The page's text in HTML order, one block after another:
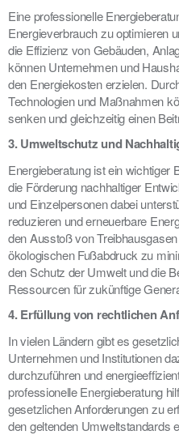
Eine professionelle
Energieverbrauch zu optimieren
die Effizienz von Gebäuden,
können Unternehmen und
den Energiekosten erzielen.
Technologien und Maßnahmen
senken und gleichzeitig einen
3. Umweltschutz und
Energieberatung ist ein wichtiger
die Förderung nachhaltiger
und Einzelpersonen dabei
reduzieren und erneuerbare
den Ausstoß von
ökologischen Fußabdruck zu
den Schutz der Umwelt und die
Ressourcen für zukünftige
4. Erfüllung von rechtlichen
In vielen Ländern gibt es
Unternehmen und Institutionen
durchzuführen und
professionelle Energieberatung
gesetzlichen Anforderungen zu
den geltenden Umweltstandards